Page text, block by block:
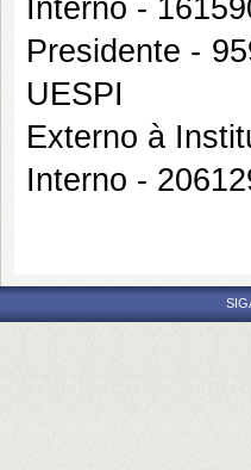
Interno -
Presidente -
UESPI
Externo à
Interno -